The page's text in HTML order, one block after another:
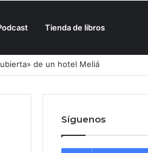
Tienda de libros
de un hotel Meliá
Síguenos